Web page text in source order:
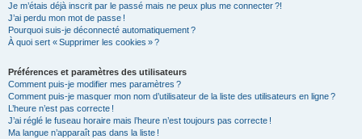
Je m’étais déjà inscrit par le passé mais ne peux plus me connecter ?!
J’ai perdu mon mot de passe !
Pourquoi suis-je déconnecté automatiquement ?
À quoi sert « Supprimer les cookies » ?
Préférences et paramètres des utilisateurs
Comment puis-je modifier mes paramètres ?
Comment puis-je masquer mon nom d’utilisateur de la liste des utilisateurs en ligne ?
L’heure n’est pas correcte !
J’ai réglé le fuseau horaire mais l’heure n’est toujours pas correcte !
Ma langue n’apparaît pas dans la liste !